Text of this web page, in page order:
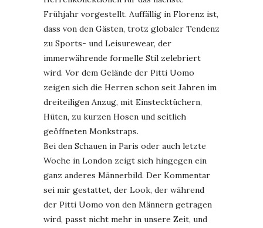
Frühjahr vorgestellt. Auffällig in Florenz ist,
dass von den Gästen, trotz globaler Tendenz
zu Sports- und Leisurewear, der
immerwährende formelle Stil zelebriert
wird. Vor dem Gelände der Pitti Uomo
zeigen sich die Herren schon seit Jahren im
dreiteiligen Anzug, mit Einstecktüchern,
Hüten, zu kurzen Hosen und seitlich
geöffneten Monkstraps.
Bei den Schauen in Paris oder auch letzte
Woche in London zeigt sich hingegen ein
ganz anderes Männerbild. Der Kommentar
sei mir gestattet, der Look, der während
der Pitti Uomo von den Männern getragen
wird, passt nicht mehr in unsere Zeit, und